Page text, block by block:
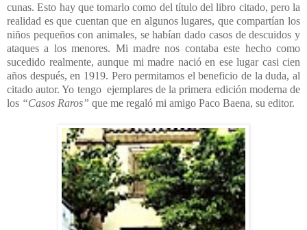
cunas. Esto hay que tomarlo como del título del libro citado, pero la
realidad es que cuentan que en algunos lugares, que compartían los
niños pequeños con animales, se habían dado casos de descuidos y
ataques a los menores. Mi madre nos contaba este hecho como
sucedido realmente, aunque mi madre nació en ese lugar casi cien
años después, en 1919. Pero permitamos el beneficio de la duda, al
citado autor. Yo tengo ejemplares de la primera edición moderna de
los “Casos Raros” que me regaló mi amigo Paco Baena, su editor.